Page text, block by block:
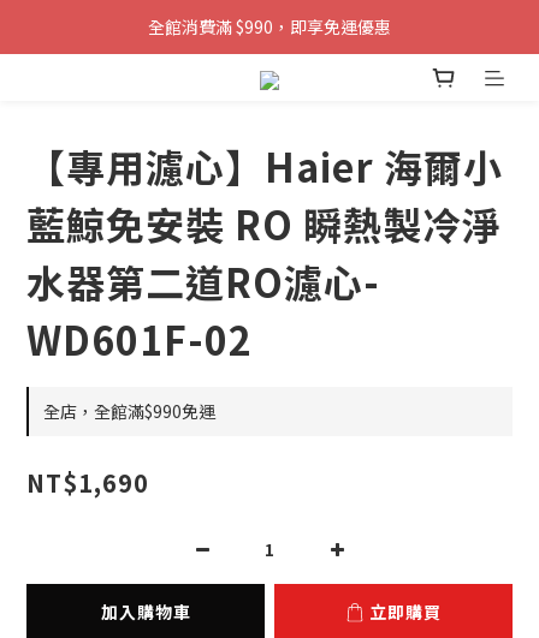
全館消費滿 $990，即享免運優惠
【專用濾心】Haier 海爾小
藍鯨免安裝 RO 瞬熱製冷淨
水器第二道RO濾心-
WD601F-02
全店，全館滿$990免運
NT$1,690
加入購物車 立即購買